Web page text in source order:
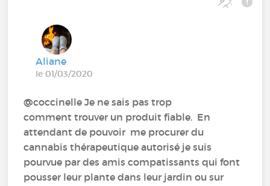
Aliane
le 01/03/2020
@coccinelle Je ne sais pas trop
comment trouver un produit fiable. En
attendant de pouvoir me procurer du
cannabis thérapeutique autorisé je suis
pourvue par des amis compatissants qui font
pousser leur plante dans leur jardin ou sur